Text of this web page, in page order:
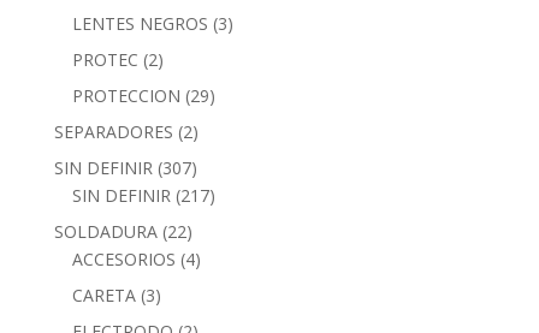
LENTES NEGROS (3)
PROTEC (2)
PROTECCION (29)
SEPARADORES (2)
SIN DEFINIR (307)
SIN DEFINIR (217)
SOLDADURA (22)
ACCESORIOS (4)
CARETA (3)